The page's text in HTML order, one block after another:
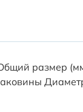
размер